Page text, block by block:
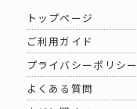
トップページ
ご利用ガイド
プライバシーポリシー
よくある質問